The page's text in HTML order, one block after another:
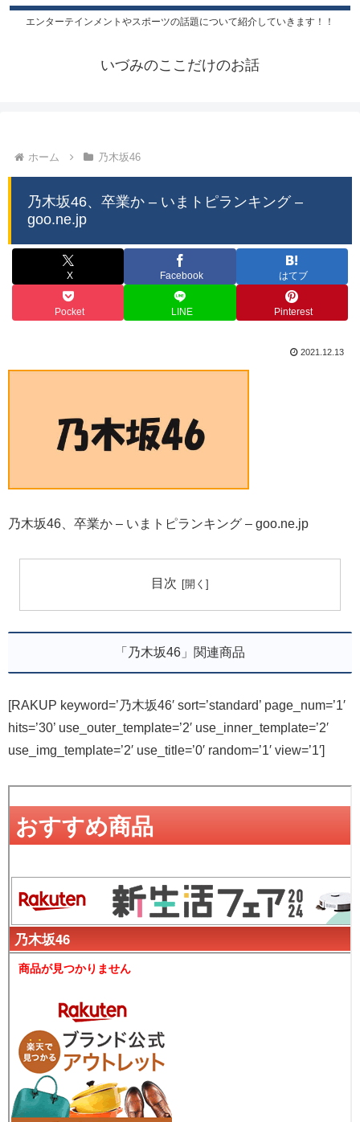
エンターテインメントやスポーツの話題について紹介していきます！！
いづみのここだけのお話
ホーム 乃木坂46
乃木坂46、卒業か – いまトピランキング –
goo.ne.jp
X Facebook はてブ
Pocket LINE Pinterest
2021.12.13
乃木坂46、卒業か – いまトピランキング – goo.ne.jp
目次
「乃木坂46」関連商品
[RAKUP keyword=’乃木坂46′ sort=’standard’ page_num=’1′
hits=’30’ use_outer_template=’2′ use_inner_template=’2′
use_img_template=’2′ use_title=’0′ random=’1′ view=’1′]